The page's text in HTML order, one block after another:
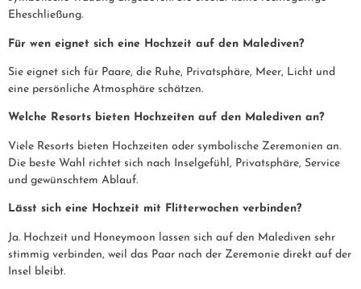
Eheschließung.
Für wen eignet sich eine Hochzeit auf den Malediven?
Sie eignet sich für Paare, die Ruhe, Privatsphäre, Meer, Licht und
eine persönliche Atmosphäre schätzen.
Welche Resorts bieten Hochzeiten auf den Malediven an?
Viele Resorts bieten Hochzeiten oder symbolische Zeremonien an.
Die beste Wahl richtet sich nach Inselgefühl, Privatsphäre, Service
und gewünschtem Ablauf.
Lässt sich eine Hochzeit mit Flitterwochen verbinden?
Ja. Hochzeit und Honeymoon lassen sich auf den Malediven sehr
stimmig verbinden, weil das Paar nach der Zeremonie direkt auf der
Insel bleibt.